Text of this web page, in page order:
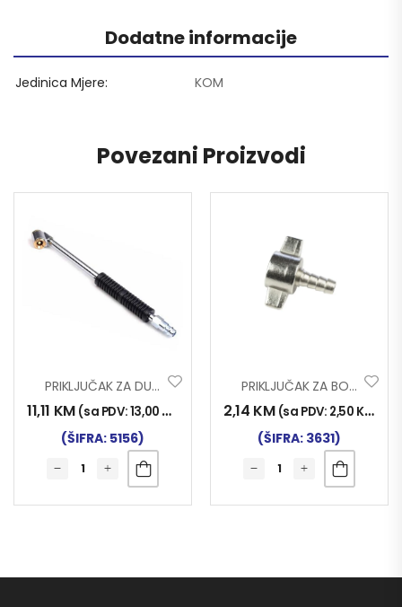
Dodatne informacije
Jedinica Mjere KOM
Povezani Proizvodi
PRIKLJUČAK ZA DUVANJE GUMA AUTOMATIK
11,11 KM (sa PDV:13,00 KM
(ŠIFRA: 5156)
PRIKLJUČAK ZA BOCU KOMPRESORA
2,14 KM (sa PDV: 2,50 KM
(ŠIFRA: 3631)